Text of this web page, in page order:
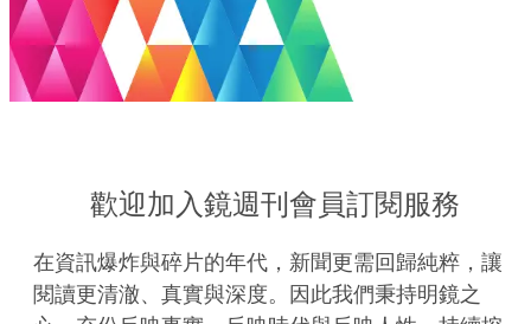
歡迎加入鏡週刊會員訂閱服務
在資訊爆炸與碎片的年代，新聞更需回歸純粹，讓
閱讀更清澈、真實與深度。因此我們秉持明鏡之